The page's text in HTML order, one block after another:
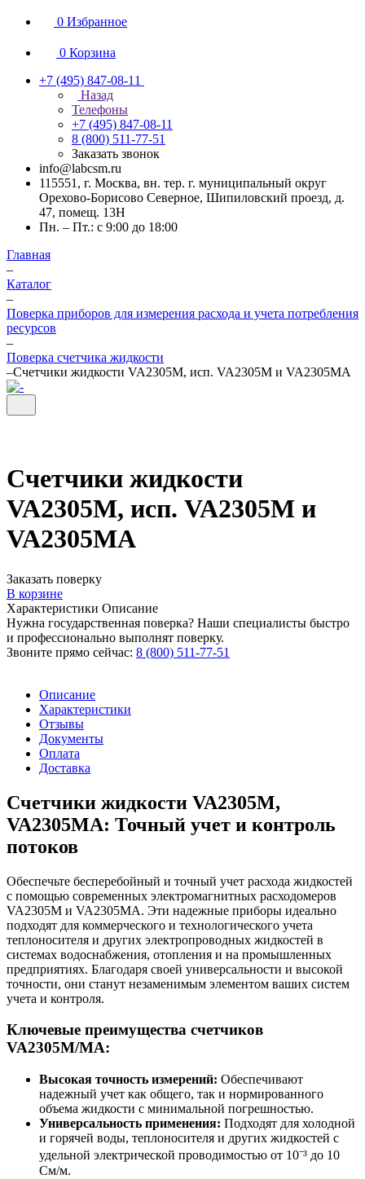
0 Избранное
0 Корзина
+7 (495) 847-08-11
Назад
Телефоны
+7 (495) 847-08-11
8 (800) 511-77-51
Заказать звонок
info@labcsm.ru
115551, г. Москва, вн. тер. г. муниципальный округ
Орехово-Борисово Северное, Шипиловский проезд, д.
47, помещ. 13Н
Пн. – Пт.: с 9:00 до 18:00
Главная
–
Каталог
–
Поверка приборов для измерения расхода и учета потребления
ресурсов
–
Поверка счетчика жидкости
–Счетчики жидкости VA2305M, исп. VA2305M и VA2305MA
Счетчики жидкости
VA2305M, исп. VA2305M и
VA2305MA
Заказать поверку
В корзине
Характеристики Описание
Нужна государственная поверка? Наши специалисты быстро
и профессионально выполнят поверку.
Звоните прямо сейчас: 8 (800) 511-77-51
Описание
Характеристики
Отзывы
Документы
Оплата
Доставка
Счетчики жидкости VA2305M,
VA2305MA: Точный учет и контроль
потоков
Обеспечьте бесперебойный и точный учет расхода жидкостей
с помощью современных электромагнитных расходомеров
VA2305M и VA2305MA. Эти надежные приборы идеально
подходят для коммерческого и технологического учета
теплоносителя и других электропроводных жидкостей в
системах водоснабжения, отопления и на промышленных
предприятиях. Благодаря своей универсальности и высокой
точности, они станут незаменимым элементом ваших систем
учета и контроля.
Ключевые преимущества счетчиков
VA2305M/MA:
Высокая точность измерений: Обеспечивают
надежный учет как общего, так и нормированного
объема жидкости с минимальной погрешностью.
Универсальность применения: Подходят для холодной
и горячей воды, теплоносителя и других жидкостей с
удельной электрической проводимостью от 10⁻³ до 10
См/м.